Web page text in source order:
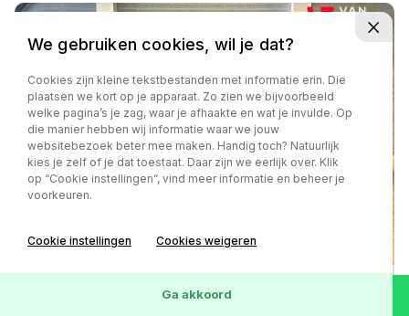
We gebruiken cookies, wil je dat?
Cookies zijn kleine tekstbestanden met informatie erin. Die
plaatsen we kort op je apparaat. Zo zien we bijvoorbeeld
welke pagina’s je zag, waar je afhaakte en wat je invulde. Op
die manier hebben wij informatie waar we jouw
websitebezoek beter mee maken. Handig toch? Natuurlijk
kies je zelf of je dat toestaat. Daar zijn we eerlijk over. Klik
op “Cookie instellingen”, vind meer informatie en beheer je
voorkeuren.
Cookie instellingen Cookies weigeren
Ga akkoord